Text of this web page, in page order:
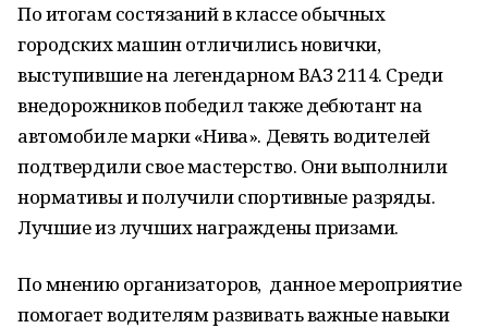
По итогам состязаний в классе обычных
городских машин отличились новички,
выступившие на легендарном ВАЗ 2114. Среди
внедорожников победил также дебютант на
автомобиле марки «Нива». Девять водителей
подтвердили свое мастерство. Они выполнили
нормативы и получили спортивные разряды.
Лучшие из лучших награждены призами.
По мнению организаторов, данное мероприятие
помогает водителям развивать важные навыки